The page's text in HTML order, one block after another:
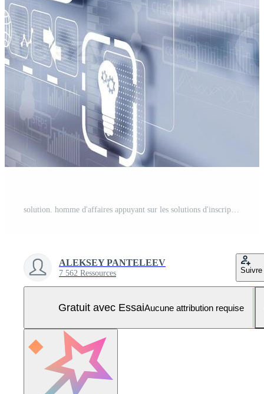
solution. homme d'affaires appuyant sur les solutions d'inscription de l'interface à écran tactile. concept d'entreprise. concept internet Photo Pro
ALEKSEY PANTELEEV
7 562 Ressources Suivre
Gratuit avec EssaiAucune attribution requise